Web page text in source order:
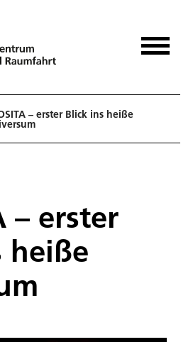
– erster Blick ins heiße
– erster
heiße